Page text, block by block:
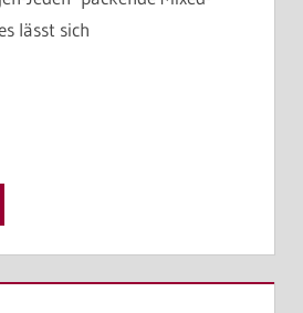
lässt sich